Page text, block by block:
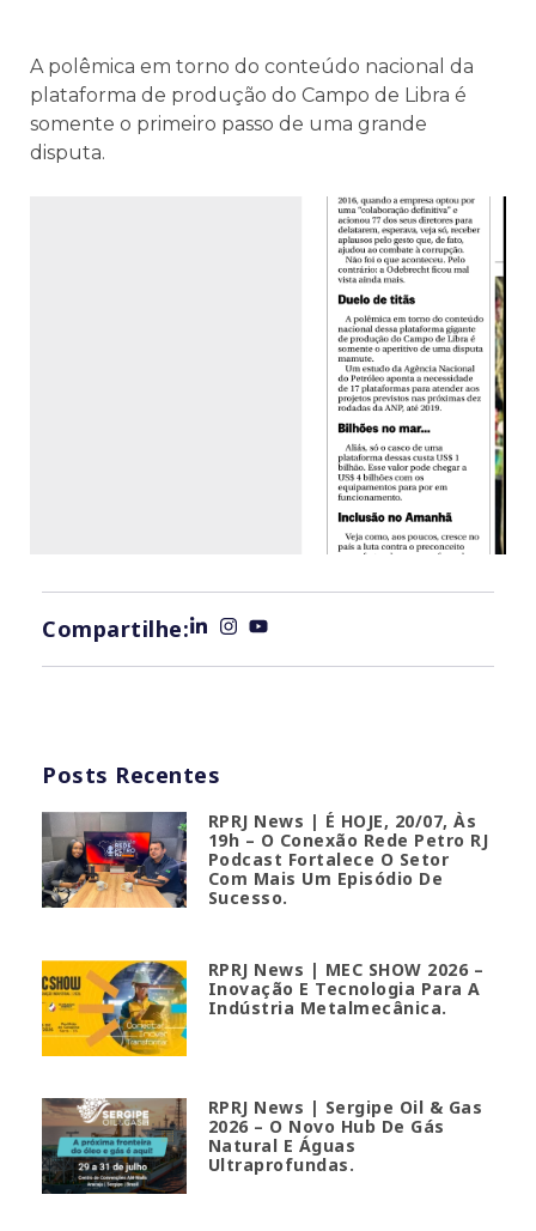
A polêmica em torno do conteúdo nacional da
plataforma de produção do Campo de Libra é
somente o primeiro passo de uma grande
disputa.
Compartilhe:
Posts Recentes
RPRJ News | É HOJE, 20/07, Às
19h – O Conexão Rede Petro RJ
Podcast Fortalece O Setor
Com Mais Um Episódio De
Sucesso.
RPRJ News | MEC SHOW 2026 –
Inovação E Tecnologia Para A
Indústria Metalmecânica.
RPRJ News | Sergipe Oil & Gas
2026 – O Novo Hub De Gás
Natural E Águas
Ultraprofundas.